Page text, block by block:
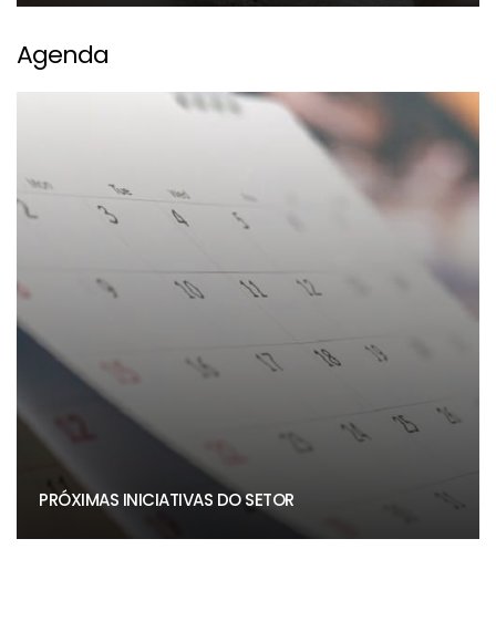
Agenda
PRÓXIMAS INICIATIVAS DO SETOR